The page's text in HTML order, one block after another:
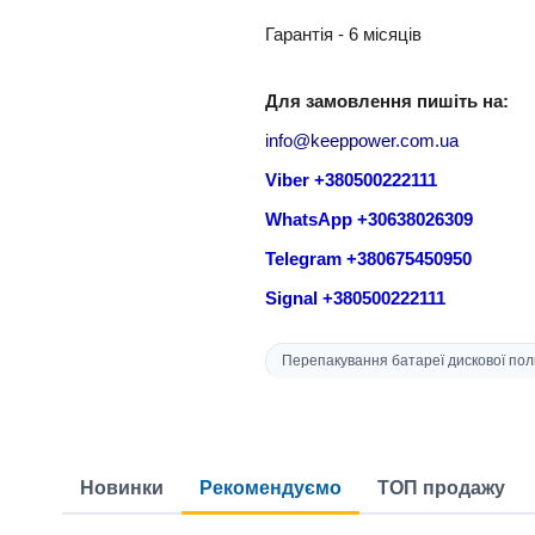
Гарантія - 6 місяців
Для замовлення пишіть на:
info@keeppower.com.ua
Viber +380500222111
WhatsApp +30638026309
Telegram +380675450950
Signal +380500222111
Перепакування батареї дискової
Новинки Рекомендуємо ТОП продажу